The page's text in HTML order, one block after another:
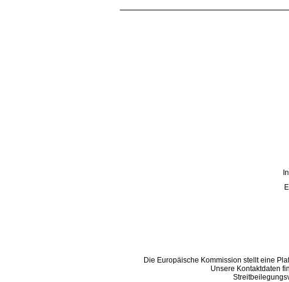
Die Europäische Kommission stellt eine
Unsere Kontaktdaten finden